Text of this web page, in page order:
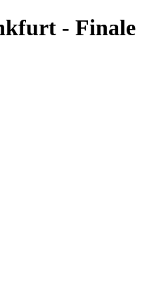
- Finale